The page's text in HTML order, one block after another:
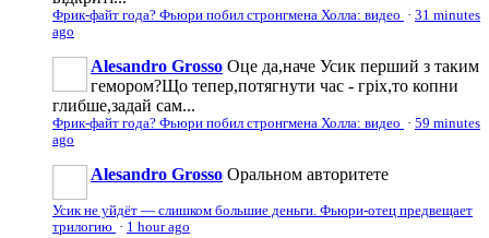
Фрик-файт года? Фьюри побил стронгмена Холла: видео · 31 minutes
ago
Alesandro Grosso Оце да,наче Усик перший з таким
гемором?Що тепер,потягнути час - гріх,то копни
глибше,задай сам...
Фрик-файт года? Фьюри побил стронгмена Холла: видео · 59 minutes
ago
Alesandro Grosso Оральном авторитете
Усик не уйдёт — слишком большие деньги. Фьюри-отец предвещает
трилогию · 1 hour ago